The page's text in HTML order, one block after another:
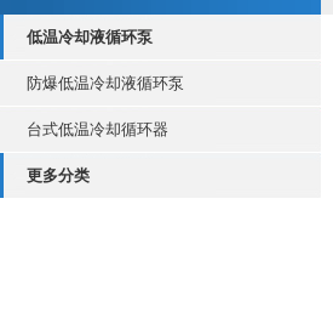
低温冷却液循环泵
防爆低温冷却液循环泵
台式低温冷却循环器
更多分类